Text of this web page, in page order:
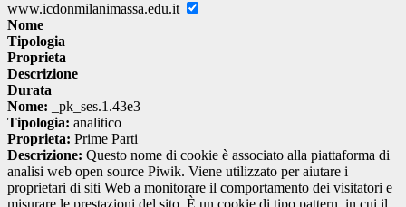
www.icdonmilanimassa.edu.it
Nome
Tipologia
Proprieta
Descrizione
Durata
Nome: _pk_ses.1.43e3
Tipologia: analitico
Proprieta: Prime Parti
Descrizione: Questo nome di cookie è associato alla piattaforma di
analisi web open source Piwik. Viene utilizzato per aiutare i
proprietari di siti Web a monitorare il comportamento dei visitatori e